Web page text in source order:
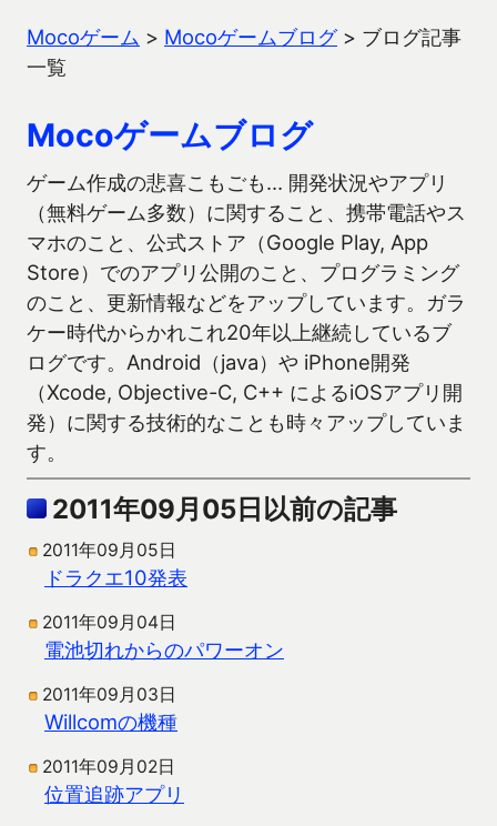
Mocoゲーム > Mocoゲームブログ> ブログ記事
一覧
Mocoゲームブログ
ゲーム作成の悲喜こもごも… 開発状況やアプリ
（無料ゲーム多数）に関すること、携帯電話やス
マホのこと、公式ストア（Google Play, App
Store）でのアプリ公開のこと、プログラミング
のこと、更新情報などをアップしています。ガラ
ケー時代からかれこれ20年以上継続しているブ
ログです。Android（java）や iPhone開発
（Xcode, Objective-C, C++ によるiOSアプリ開
発）に関する技術的なことも時々アップしていま
す。
2011年09月05日以前の記事
2011年09月05日
ドラクエ10発表
2011年09月04日
電池切れからのパワーオン
2011年09月03日
Willcomの機種
2011年09月02日
位置追跡アプリ